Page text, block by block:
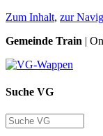
Zum Inhalt, zur
Gemeinde Train |
Suche VG